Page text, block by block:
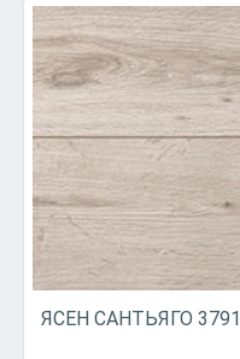
ЯСЕН САНТЬЯГО 3791